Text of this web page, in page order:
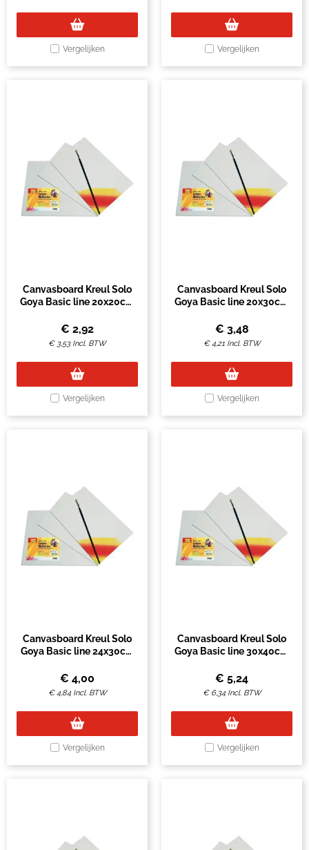
Vergelijken Vergelijken
Canvasboard Kreul Solo
Goya Basic line 20x20cm
€ 2,92
€ 3,53 Incl. BTW
Vergelijken
Canvasboard Kreul Solo
Goya Basic line 20x30cm
€ 3,48
€4,21 Incl. BTW
Vergelijken
Canvasboard Kreul Solo
Goya Basic line 24x30cm
€ 4,00
€4,84 Incl. BTW
Vergelijken
Canvasboard Kreul Solo
Goya Basic line 30x40cm
€ 5,24
€ 6,34 Incl. BTW
Vergelijken